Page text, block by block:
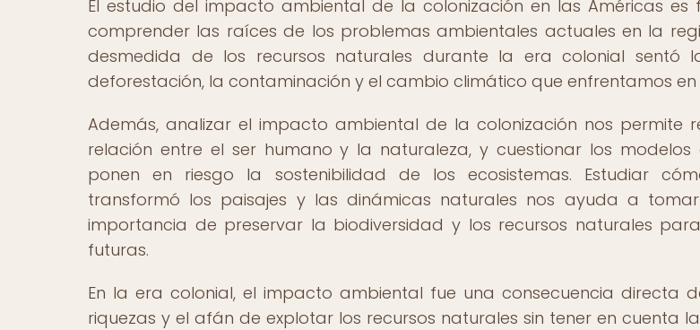
El estudio del impacto ambiental de la colonización en las Américas
comprender las raíces de los problemas ambientales actuales en la
desmedida de los recursos naturales durante la era colonial sentó
deforestación, la contaminación y el cambio climático que enfrentamos
Además, analizar el impacto ambiental de la colonización nos permite
relación entre el ser humano y la naturaleza, y cuestionar los
ponen en riesgo la sostenibilidad de los ecosistemas. Estudiar
transformó los paisajes y las dinámicas naturales nos ayuda a
importancia de preservar la biodiversidad y los recursos naturales
futuras.
En la era colonial, el impacto ambiental fue una consecuencia directa
riquezas y el afán de explotar los recursos naturales sin tener en cuenta